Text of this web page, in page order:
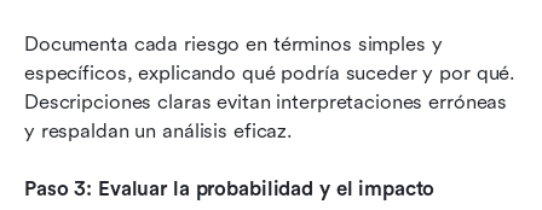
Documenta cada riesgo en términos simples y
específicos, explicando qué podría suceder y por qué.
Descripciones claras evitan interpretaciones erróneas
y respaldan un análisis eficaz.
Paso 3: Evaluar la probabilidad y el impacto